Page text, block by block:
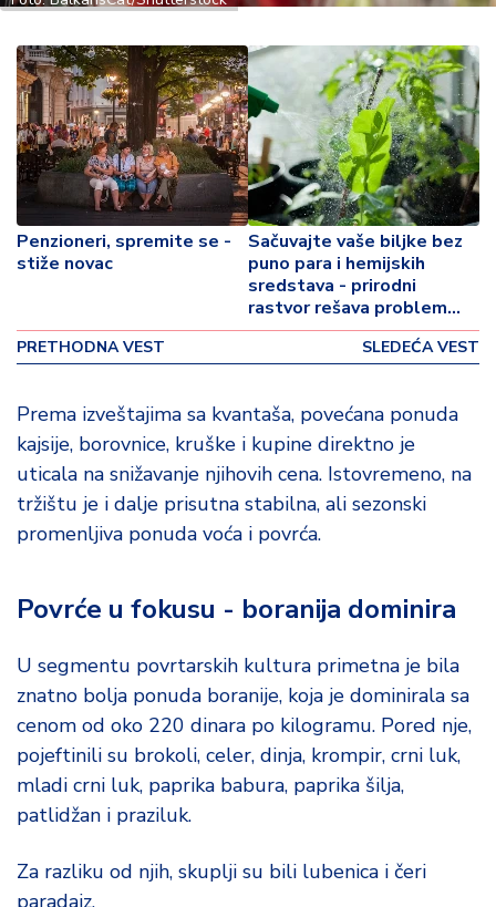
o
Penzioneri, spremite se -
stiže novac
PRETHODNA VEST
Sačuvajte vaše biljke bez
puno para i hemijskih
sredstava - prirodni
rastvor rešava problem
vaši i gljivica
SLEDEĆA VEST
Prema izveštajima sa kvantaša, povećana ponuda
kajsije, borovnice, kruške i kupine direktno je
uticala na snižavanje njihovih cena. Istovremeno, na
tržištu je i dalje prisutna stabilna, ali sezonski
promenljiva ponuda voća i povrća.
Povrće u fokusu - boranija dominira
U segmentu povrtarskih kultura primetna je bila
znatno bolja ponuda boranije, koja je dominirala sa
cenom od oko 220 dinara po kilogramu. Pored nje,
pojeftinili su brokoli, celer, dinja, krompir, crni luk,
mladi crni luk, paprika babura, paprika šilja,
patlidžan i praziluk.
Za razliku od njih, skuplji su bili lubenica i čeri
paradajz.